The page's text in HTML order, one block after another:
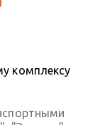
комплексу